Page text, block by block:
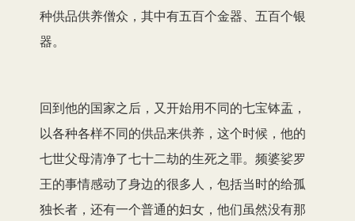
种供品供养僧众，其中有五百个金器、五百个银
器。
回到他的国家之后，又开始用不同的七宝钵盂，
以各种各样不同的供品来供养，这个时候，他的
七世父母清净了七十二劫的生死之罪。频婆娑罗
王的事情感动了身边的很多人，包括当时的给孤
独长者，还有一个普通的妇女，他们虽然没有那